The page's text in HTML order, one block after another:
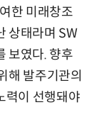
한 미래창조
상태라며 SW
보였다. 향후
해 발주기관의
력이 선행돼야